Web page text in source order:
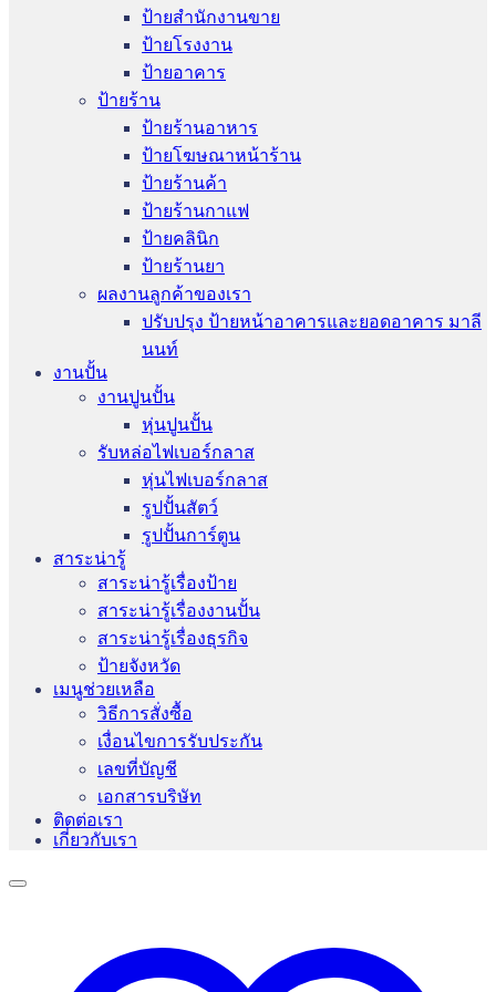
ป้ายสำนักงานขาย
ป้ายโรงงาน
ป้ายอาคาร
ป้ายร้าน
ป้ายร้านอาหาร
ป้ายโฆษณาหน้าร้าน
ป้ายร้านค้า
ป้ายร้านกาแฟ
ป้ายคลินิก
ป้ายร้านยา
ผลงานลูกค้าของเรา
ปรับปรุง ป้ายหน้าอาคารและยอดอาคาร มาลี
นนท์
งานปั้น
งานปูนปั้น
หุ่นปูนปั้น
รับหล่อไฟเบอร์กลาส
หุ่นไฟเบอร์กลาส
รูปปั้นสัตว์
รูปปั้นการ์ตูน
สาระน่ารู้
สาระน่ารู้เรื่องป้าย
สาระน่ารู้เรื่องงานปั้น
สาระน่ารู้เรื่องธุรกิจ
ป้ายจังหวัด
เมนูช่วยเหลือ
วิธีการสั่งซื้อ
เงื่อนไขการรับประกัน
เลขที่บัญชี
เอกสารบริษัท
ติดต่อเรา
เกี่ยวกับเรา